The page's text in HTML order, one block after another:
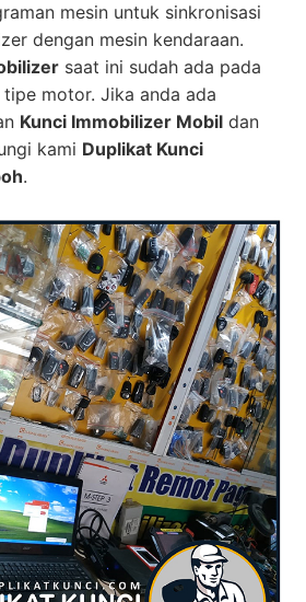
mesin untuk sinkronisasi
dengan mesin kendaraan.
saat ini sudah ada pada
motor. Jika anda ada
Kunci Immobilizer Mobil dan
kami Duplikat Kunci
.